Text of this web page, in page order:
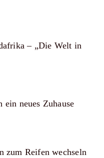
– „Die Welt in
ein neues Zuhause
zum Reifen wechseln